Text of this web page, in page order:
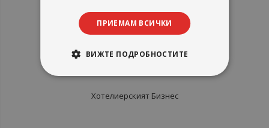
Хотелиерският Бизнес
ПРИЕМАМ ВСИЧКИ
ВИЖТЕ ПОДРОБНОСТИТЕ